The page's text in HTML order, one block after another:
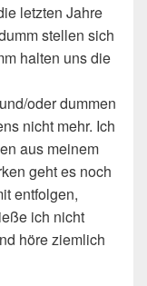
letzten Jahre
stellen sich
halten uns die
oder dummen
nicht mehr. Ich
aus meinem
geht es noch
entfolgen,
ich nicht
höre ziemlich